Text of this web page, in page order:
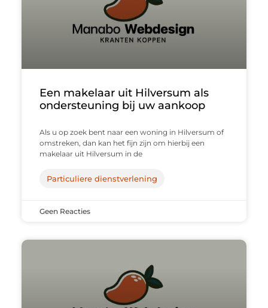
Een makelaar uit Hilversum als
ondersteuning bij uw aankoop
Als u op zoek bent naar een woning in Hilversum of
omstreken, dan kan het fijn zijn om hierbij een
makelaar uit Hilversum in de
Particuliere dienstverlening
Geen Reacties